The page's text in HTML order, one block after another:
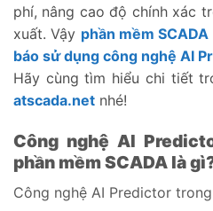
phí, nâng cao độ chính xác
xuất. Vậy phần mềm
báo sử dụng công nghệ AI
Hãy cùng tìm hiểu chi tiết
atscada.net nhé!
Công nghệ AI
phần mềm SCADA là
Công nghệ AI Predictor